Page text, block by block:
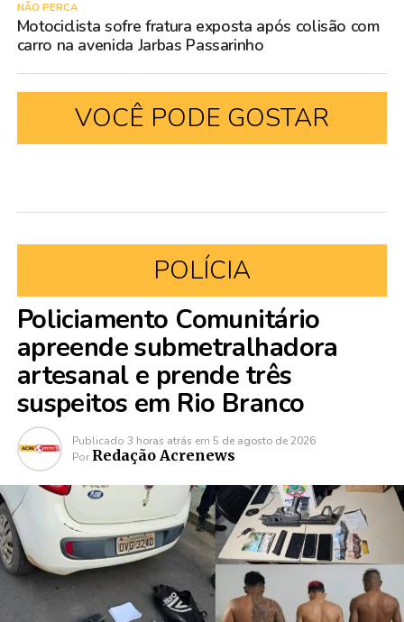
NÃO PERCA
Motociclista sofre fratura exposta após colisão com
carro na avenida Jarbas Passarinho
VOCÊ PODE GOSTAR
POLÍCIA
Policiamento Comunitário
apreende submetralhadora
artesanal e prende três
suspeitos em Rio Branco
Publicado 3 horas atrás em 5 de agosto de 2026
Por Redação Acrenews